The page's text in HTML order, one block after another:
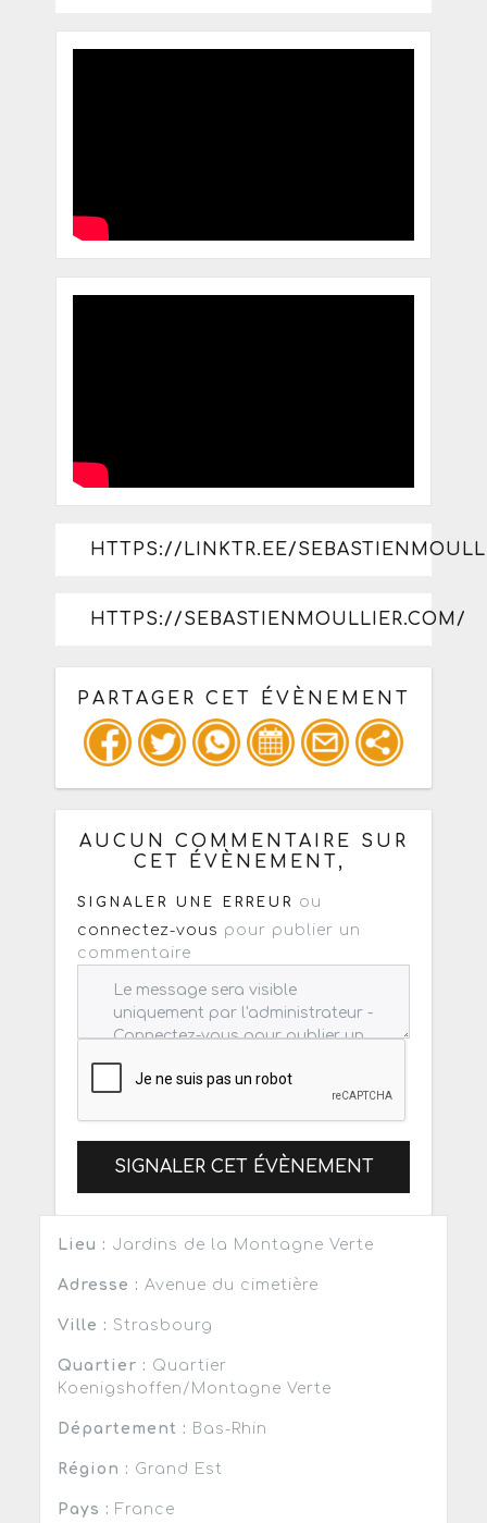
HTTPS://LINKTR.EE/
HTTPS://SEBASTIENMOULLIER.COM/
PARTAGER CET ÉVÈNEMENT
Copiez les infos ci-dessous pour un
: mail / forum / réseau social
AUCUN COMMENTAIRE SUR
CET ÉVÈNEMENT,
SIGNALER UNE ERREUR ou
connectez-vous pour publier un
commentaire
SIGNALER CET ÉVÈNEMENT
Lieu : Jardins de la Montagne Verte
Adresse : Avenue du cimetière
Ville : Strasbourg
Quartier : Quartier
Koenigshoffen/Montagne Verte
Département : Bas-Rhin
Région : Grand Est
Pays : France